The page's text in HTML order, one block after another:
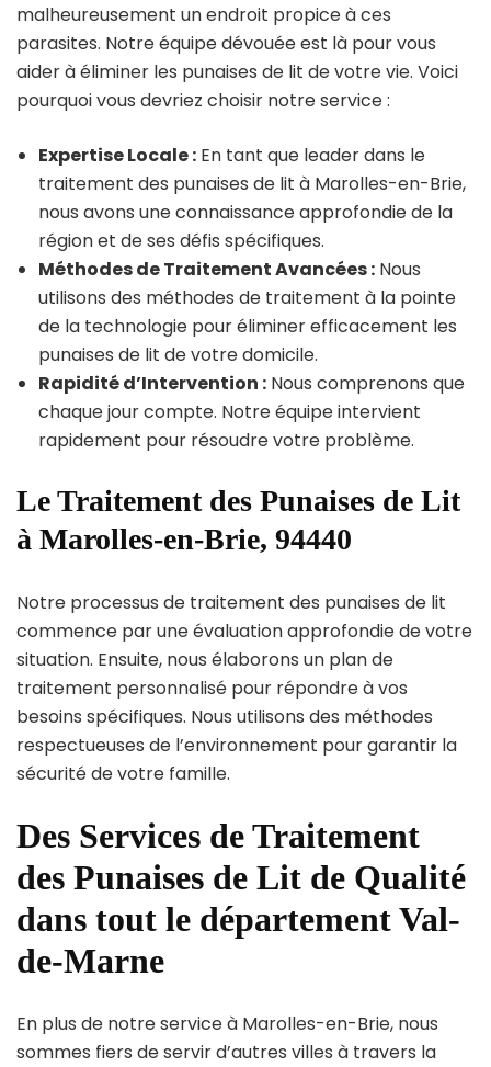
malheureusement un endroit propice à ces
parasites. Notre équipe dévouée est là pour vous
aider à éliminer les punaises de lit de votre vie. Voici
pourquoi vous devriez choisir notre service :
Expertise Locale : En tant que leader dans le
traitement des punaises de lit à Marolles-en-Brie,
nous avons une connaissance approfondie de la
région et de ses défis spécifiques.
Méthodes de Traitement Avancées : Nous
utilisons des méthodes de traitement à la pointe
de la technologie pour éliminer efficacement les
punaises de lit de votre domicile.
Rapidité d’Intervention : Nous comprenons que
chaque jour compte. Notre équipe intervient
rapidement pour résoudre votre problème.
Le Traitement des Punaises de Lit
à Marolles-en-Brie, 94440
Notre processus de traitement des punaises de lit
commence par une évaluation approfondie de votre
situation. Ensuite, nous élaborons un plan de
traitement personnalisé pour répondre à vos
besoins spécifiques. Nous utilisons des méthodes
respectueuses de l’environnement pour garantir la
sécurité de votre famille.
Des Services de Traitement
des Punaises de Lit de Qualité
dans tout le département Val-
de-Marne
En plus de notre service à Marolles-en-Brie, nous
sommes fiers de servir d’autres villes à travers la